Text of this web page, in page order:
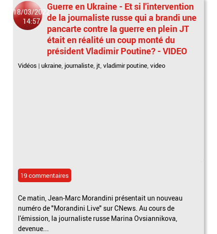
18/03/2022
14:57
Guerre en Ukraine - Et si l'intervention
de la journaliste russe qui a brandi une
pancarte contre la guerre en plein JT
était en réalité un coup monté du
président Vladimir Poutine? - VIDEO
Vidéos |ukraine, journaliste, jt,vladimir poutine,video
19 commentaires
Ce matin, Jean-Marc Morandini présentait un nouveau
numéro de "Morandini Live" sur CNews. Au cours de
l'émission, la journaliste russe Marina Ovsiannikova,
devenue...